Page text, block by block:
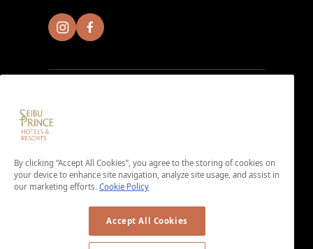
Seibu Prince Global Rewardsに入会し、全世界の
力溢れる体験を。アプリダウンロードはこちらから。
＜入会費・年会費無料＞
By clicking “Accept All Cookies”, you agree to the storing of cookies on
your device to enhance site navigation, analyze site usage, and assist in
our marketing efforts. Cookie Policy
Accept All Cookies